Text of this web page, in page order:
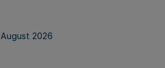
August 2026